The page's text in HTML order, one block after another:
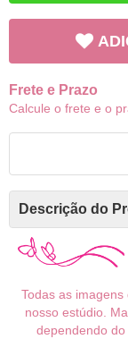
Frete e Prazo
Calcule o frete e o
Descrição do
Todas as
nosso estúdio.
dependendo